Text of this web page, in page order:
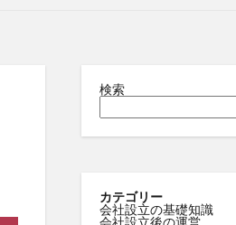
検索
カテゴリー
会社設立の基礎知識
会社設立後の運営